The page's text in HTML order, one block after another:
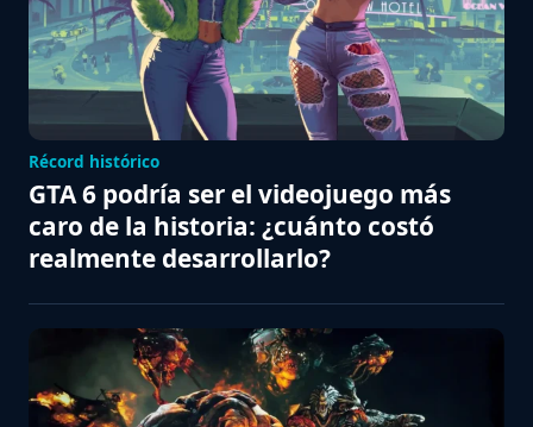
Récord histórico
GTA 6 podría ser el videojuego más
caro de la historia: ¿cuánto costó
realmente desarrollarlo?